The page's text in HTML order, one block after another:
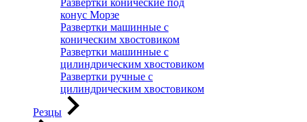
Развертки конические под
конус Морзе
Развертки машинные с
коническим хвостовиком
Развертки машинные с
цилиндрическим хвостовиком
Развертки ручные с
цилиндрическим хвостовиком
Резцы